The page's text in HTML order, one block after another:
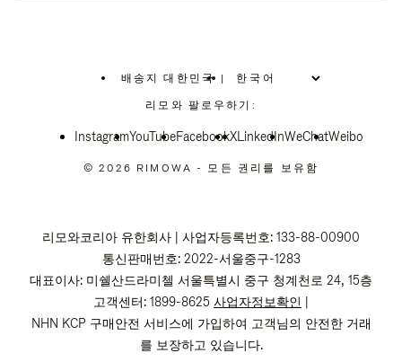
배송지 대한민국
위
치
선
십
|
리모와 팔로우하기:
InstagramYouTubeFacebookXLinkedInWeChatWeibo
© 2026 RIMOWA - 모든 권리를 보유함
리모와코리아 유한회사 | 사업자등록번호: 133-88-00900
통신판매번호: 2022-서울중구-1283
대표이사: 미쉘산드라미첼 서울특별시 중구 청계천로 24, 15층
고객센터: 1899-8625 사업자정보확인 |
NHN KCP 구매안전 서비스에 가입하여 고객님의 안전한 거래
를 보장하고 있습니다.